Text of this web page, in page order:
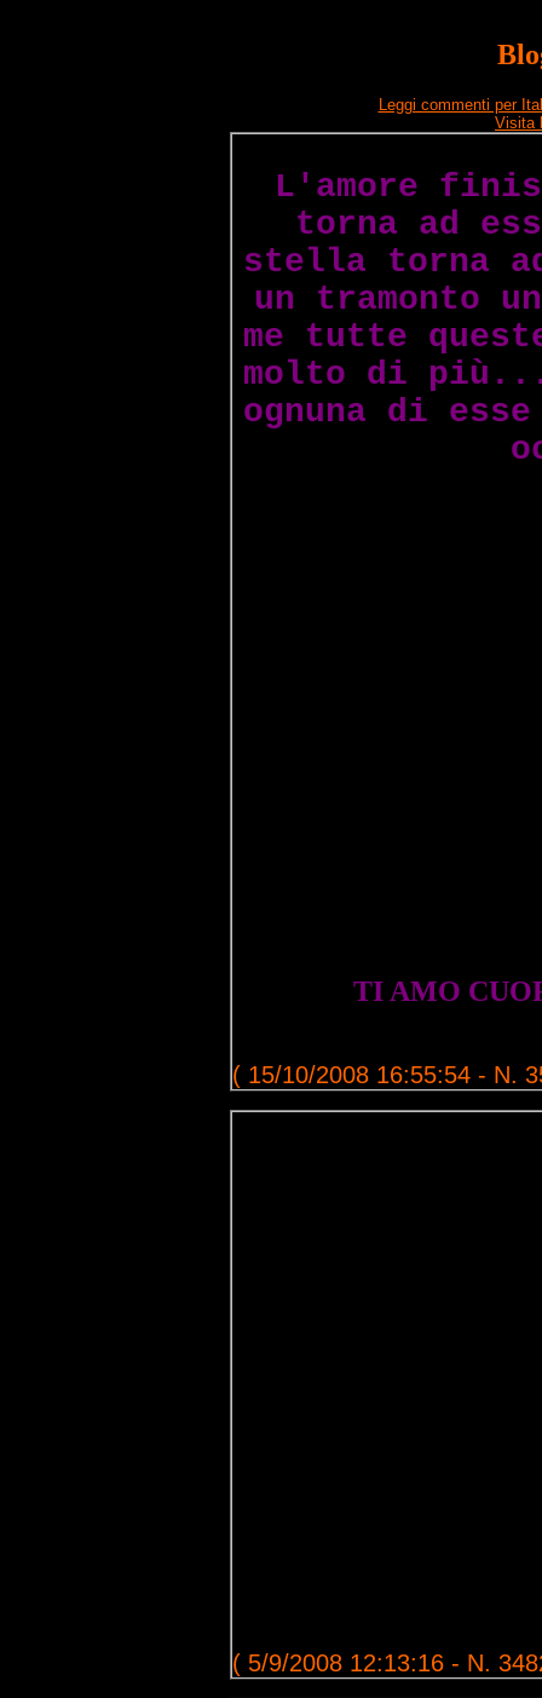
Leggi commenti per
Visita
L'amore
torna ad
stella torna
un tramonto
me tutte
molto di
ognuna di
TI AMO
( 15/10/2008 16:55:54 - N.
( 5/9/2008 12:13:16 - N.